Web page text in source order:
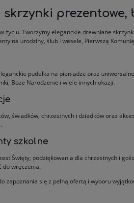
Tworzymy eleganckie drewniane
na urodziny, ślub i wesele, Pierwszą
pudełka na pieniądze oraz
Boże Narodzenie i wiele innych okazji.
świadków, chrzestnych i dziadków oraz
szkolne
Święty, podziękowania dla chrzestnych i
do wręczenia.
się z pełną ofertą i wyboru